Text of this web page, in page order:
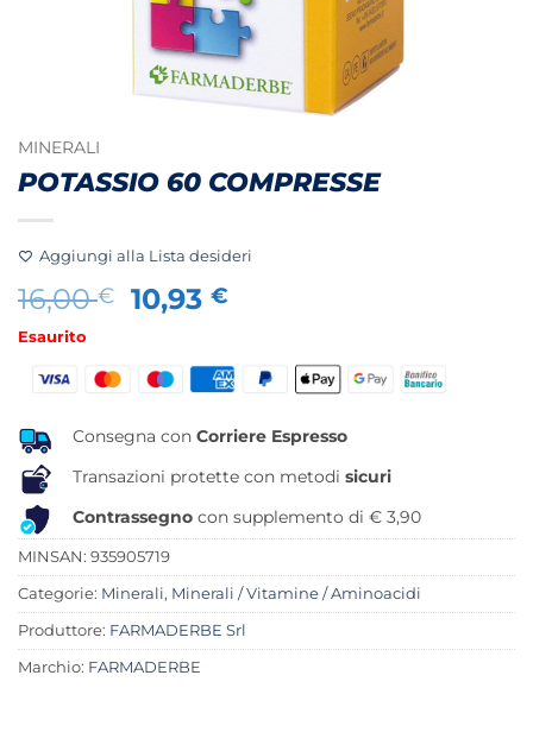
MINERALI
POTASSIO 60 COMPRESSE
Aggiungi alla Lista desideri
16,00€
Il
era:
10,93€
attuale
è:
Esaurito
Consegna con Corriere Espresso
Transazioni protette con metodi sicuri
Contrassegno con supplemento di € 3,90
MINSAN: 935905719
Categorie: Minerali, Minerali / Vitamine / Aminoacidi
Produttore: FARMADERBE Srl
Marchio: FARMADERBE